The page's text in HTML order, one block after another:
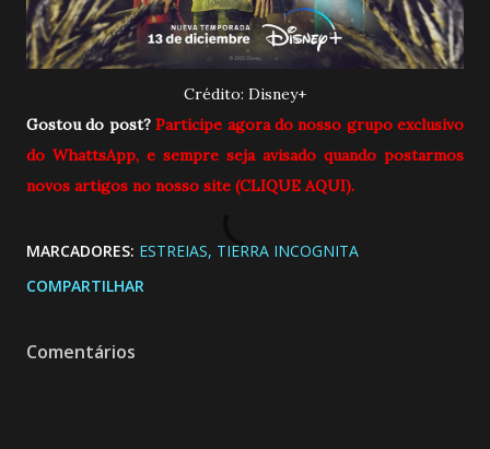
Crédito: Disney+
Gostou do post?Participe agora do nosso grupo exclusivo
do WhattsApp, e sempre seja avisado quando postarmos
novos artigos no nosso site (CLIQUE AQUI).
MARCADORES: ESTREIAS TIERRA INCOGNITA
COMPARTILHAR
Comentários